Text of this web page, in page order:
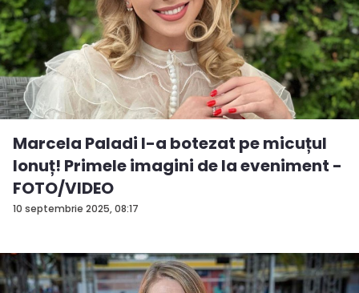
10 septembrie 2025, 08:17
Marcela Paladi l-a botezat pe micuțul
Ionuț! Primele imagini de la eveniment -
FOTO/VIDEO